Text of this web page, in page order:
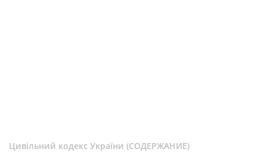
Цивільний кодекс України (СОДЕРЖАНИЕ)